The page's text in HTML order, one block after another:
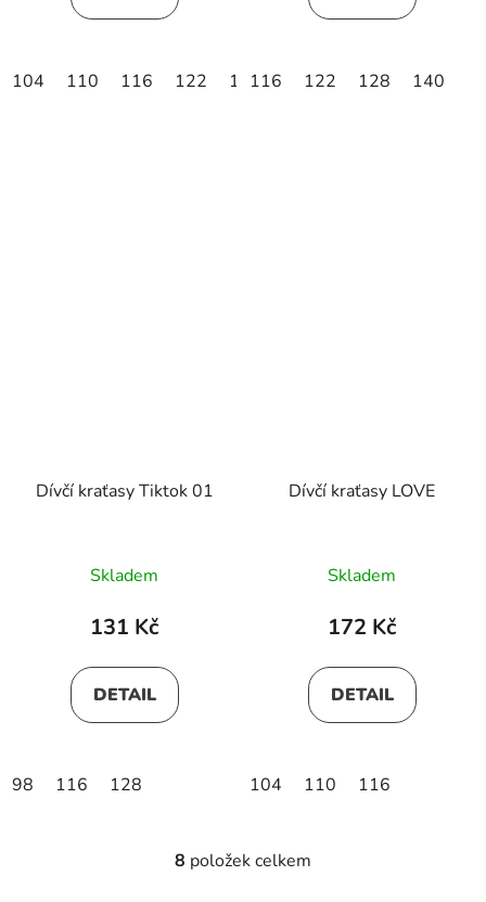
104 110 116 122 128116 122 128 140
Dívčí kraťasy Tiktok 01
Skladem
131 Kč
DETAIL
98 116 128
Dívčí kraťasy LOVE
Skladem
172 Kč
DETAIL
104 110 116
O
8 položek celkem